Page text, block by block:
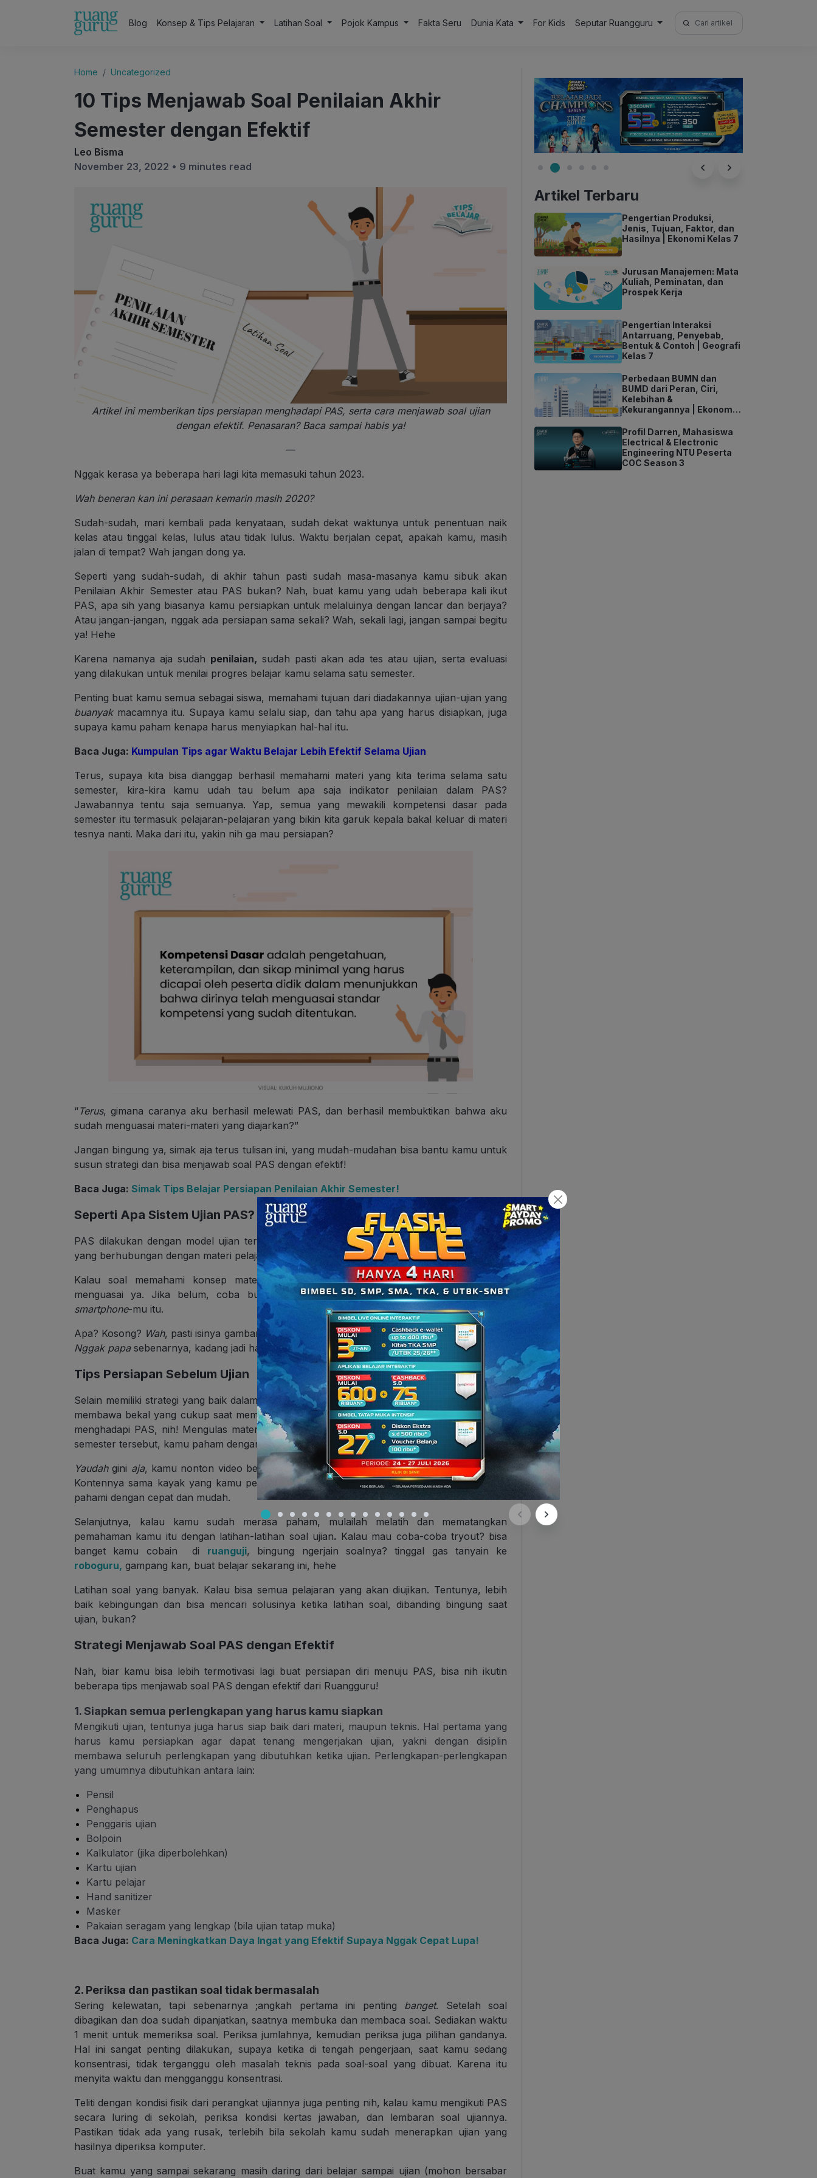
Blog Konsep & Tips Pelajaran Latihan Soal Pojok Kampus Fakta Seru Dunia Kata For Kids Seputar Ruangguru
Search
for:
Home Uncategorized
10 Tips Menjawab Soal Penilaian Akhir
Semester dengan Efektif
Leo Bisma
November 23, 2022 • 9 minutes read
Artikel ini memberikan tips persiapan menghadapi PAS, serta cara menjawab soal ujian
dengan efektif. Penasaran? Baca sampai habis ya!
—
Nggak kerasa ya beberapa hari lagi kita memasuki tahun 2023.
Wah beneran kan ini perasaan kemarin masih 2020?
Sudah-sudah, mari kembali pada kenyataan, sudah dekat waktunya untuk penentuan naik
kelas atau tinggal kelas, lulus atau tidak lulus. Waktu berjalan cepat, apakah kamu, masih
jalan di tempat? Wah jangan dong ya.
Seperti yang sudah-sudah, di akhir tahun pasti sudah masa-masanya kamu sibuk akan
Penilaian Akhir Semester atau PAS bukan? Nah, buat kamu yang udah beberapa kali ikut
PAS, apa sih yang biasanya kamu persiapkan untuk melaluinya dengan lancar dan berjaya?
Atau jangan-jangan, nggak ada persiapan sama sekali? Wah, sekali lagi, jangan sampai begitu
ya! Hehe
Karena namanya aja sudah penilaian, sudah pasti akan ada tes atau ujian, serta evaluasi
yang dilakukan untuk menilai progres belajar kamu selama satu semester.
Penting buat kamu semua sebagai siswa, memahami tujuan dari diadakannya ujian-ujian yang
buanyakmacamnya itu. Supaya kamu selalu siap, dan tahu apa yang harus disiapkan, juga
supaya kamu paham kenapa harus menyiapkan hal-hal itu.
Baca Juga: Kumpulan Tips agar Waktu Belajar Lebih Efektif Selama Ujian
Terus, supaya kita bisa dianggap berhasil memahami materi yang kita terima selama satu
semester, kira-kira kamu udah tau belum apa saja indikator penilaian dalam PAS?
Jawabannya tentu saja semuanya. Yap, semua yang mewakili kompetensi dasar pada
semester itu termasuk pelajaran-pelajaran yang bikin kita garuk kepala bakal keluar di materi
tesnya nanti. Maka dari itu, yakin nih ga mau persiapan?
“Terus, gimana caranya aku berhasil melewati PAS, dan berhasil membuktikan bahwa aku
sudah menguasai materi-materi yang diajarkan?”
Jangan bingung ya, simak aja terus tulisan ini, yang mudah-mudahan bisa bantu kamu untuk
susun strategi dan bisa menjawab soal PAS dengan efektif!
Baca Juga: Simak Tips Belajar Persiapan Penilaian Akhir Semester!
Seperti Apa Sistem Ujian PAS?
PAS dilakukan dengan model ujian tertulis. Otomatis, yang akan kamu hadapi itu soal-soal
yang berhubungan dengan materi pelajaran yang kamu pelajari di kelas.
Kalau soal memahami konsep materi yang telah diajarkan, seharusnya kamu sudah
menguasai ya. Jika belum, coba buka buku catatan kamu, atau notes yang ada di
smartphone-mu itu.
Apa? Kosong? Wah, pasti isinya gambar-gambar idol, ataunggak , meme atau foto kucing ya?
Nggak papasebenarnya, kadang jadi halu bisa bikin motivasi buat belajar juga kok.
Tips Persiapan Sebelum Ujian
Selain memiliki strategi yang baik dalam mengerjakan soal secara efektif, tetap penting untuk
membawa bekal yang cukup saat memasuki ruang ujian ya! Jadi, kamu perlu tips persiapan
menghadapi PAS, nih! Mengulas materi itu penting untuk membuktikan bahwa selama satu
semester tersebut, kamu paham dengan apa yang dipelajari.
Yaudahgini aja, kamu nonton video belajarnyaruangbelajardi aplikasi Ruangguru dulu aja.
Kontennya sama kayak yang kamu pelajari selama ini, dan lebih eksploratif, jadi bisa kamu
pahami dengan cepat dan mudah.
Selanjutnya, kalau kamu sudah merasa paham, mulailah melatih dan mematangkan
pemahaman kamu itu dengan latihan-latihan soal ujian. Kalau mau coba-coba tryout? bisa
banget kamu cobain di ruanguji, bingung ngerjain soalnya? tinggal gas tanyain ke
roboguru, gampang kan, buat belajar sekarang ini, hehe
Latihan soal yang banyak. Kalau bisa semua pelajaran yang akan diujikan. Tentunya, lebih
baik kebingungan dan bisa mencari solusinya ketika latihan soal, dibanding bingung saat
ujian, bukan?
Strategi Menjawab Soal PAS dengan Efektif
Nah, biar kamu bisa lebih termotivasi lagi buat persiapan diri menuju PAS, bisa nih ikutin
beberapa tips menjawab soal PAS dengan efektif dari Ruangguru!
1. Siapkan semua perlengkapan yang harus kamu siapkan
Mengikuti ujian, tentunya juga harus siap baik dari materi, maupun teknis. Hal pertama yang
harus kamu persiapkan agar dapat tenang mengerjakan ujian, yakni dengan disiplin
membawa seluruh perlengkapan yang dibutuhkan ketika ujian. Perlengkapan-perlengkapan
yang umumnya dibutuhkan antara lain:
Pensil
Penghapus
Penggaris ujian
Bolpoin
Kalkulator (jika diperbolehkan)
Kartu ujian
Kartu pelajar
Hand sanitizer
Masker
Pakaian seragam yang lengkap (bila ujian tatap muka)
Baca Juga: Cara Meningkatkan Daya Ingat yang Efektif Supaya Nggak Cepat Lupa!
2. Periksa dan pastikan soal tidak bermasalah
Sering kelewatan, tapi sebenarnya ;angkah pertama ini penting banget. Setelah soal
dibagikan dan doa sudah dipanjatkan, saatnya membuka dan membaca soal. Sediakan waktu
1 menit untuk memeriksa soal. Periksa jumlahnya, kemudian periksa juga pilihan gandanya.
Hal ini sangat penting dilakukan, supaya ketika di tengah pengerjaan, saat kamu sedang
konsentrasi, tidak terganggu oleh masalah teknis pada soal-soal yang dibuat. Karena itu
menyita waktu dan mengganggu konsentrasi.
Teliti dengan kondisi fisik dari perangkat ujiannya juga penting nih, kalau kamu mengikuti PAS
secara luring di sekolah, periksa kondisi kertas jawaban, dan lembaran soal ujiannya.
Pastikan tidak ada yang rusak, terlebih bila sekolah kamu sudah menerapkan ujian yang
hasilnya diperiksa komputer.
Buat kamu yang sampai sekarang masih daring dari belajar sampai ujian (mohon bersabar
Artikel Terbaru
Pengertian Produksi,
Jenis, Tujuan, Faktor, dan
Hasilnya | Ekonomi Kelas 7
Jurusan Manajemen: Mata
Kuliah, Peminatan, dan
Prospek Kerja
Pengertian Interaksi
Antarruang, Penyebab,
Bentuk & Contoh | Geografi
Kelas 7
Perbedaan BUMN dan
BUMD dari Peran, Ciri,
Kelebihan &
Kekurangannya | Ekonomi
Profil Darren, Mahasiswa
Electrical & Electronic
Engineering NTU Peserta
COC Season 3